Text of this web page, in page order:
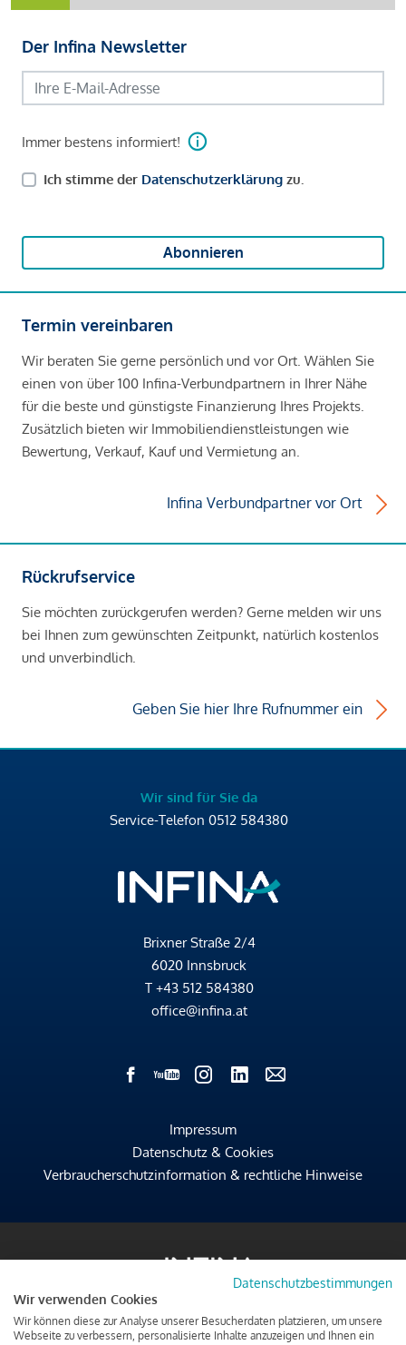
Der Infina Newsletter
Immer bestens informiert!
Ich stimme der Datenschutzerklärung zu.
Abonnieren
Termin vereinbaren
Wir beraten Sie gerne persönlich und vor Ort. Wählen Sie
einen von über 100 Infina-Verbundpartnern in Ihrer Nähe
für die beste und günstigste Finanzierung Ihres Projekts.
Zusätzlich bieten wir Immobiliendienstleistungen wie
Bewertung, Verkauf, Kauf und Vermietung an.
Infina Verbundpartner vor Ort
Rückrufservice
Sie möchten zurückgerufen werden? Gerne melden wir uns
bei Ihnen zum gewünschten Zeitpunkt, natürlich kostenlos
und unverbindlich.
Geben Sie hier Ihre Rufnummer ein
Wir sind für Sie da
Service-Telefon 0512 584380
Brixner Straße 2/4
6020 Innsbruck
T +43 512 584380
office@infina.at
Impressum
Datenschutz & Cookies
Verbraucherschutzinformation & rechtliche Hinweise
Datenschutzbestimmungen
Wir verwenden Cookies
Wir können diese zur Analyse unserer Besucherdaten platzieren, um unsere
Webseite zu verbessern, personalisierte Inhalte anzuzeigen und Ihnen ein